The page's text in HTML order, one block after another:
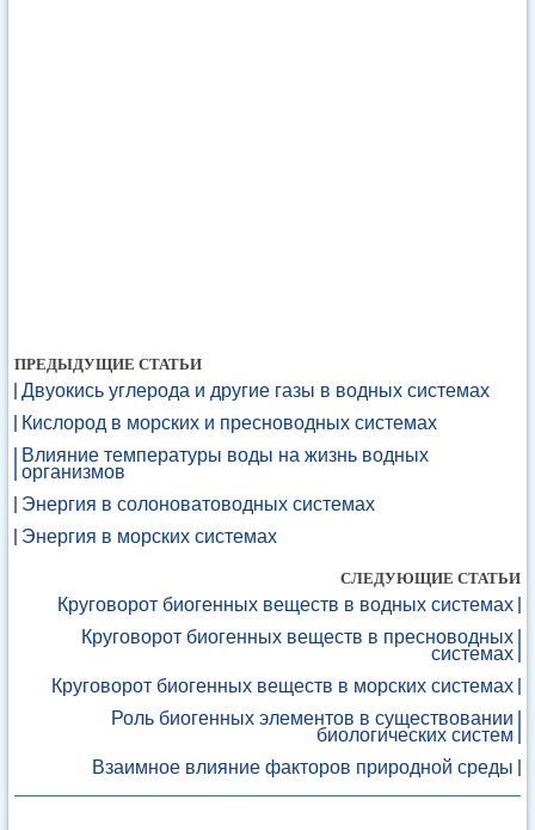
ПРЕДЫДУЩИЕ СТАТЬИ
Двуокись углерода и другие газы в водных системах
Кислород в морских и пресноводных системах
Влияние температуры воды на жизнь водных
организмов
Энергия в солоноватоводных системах
Энергия в морских системах
СЛЕДУЮЩИЕ СТАТЬИ
Круговорот биогенных веществ в водных системах
Круговорот биогенных веществ в пресноводных
системах
Круговорот биогенных веществ в морских системах
Роль биогенных элементов в существовании
биологических систем
Взаимное влияние факторов природной среды